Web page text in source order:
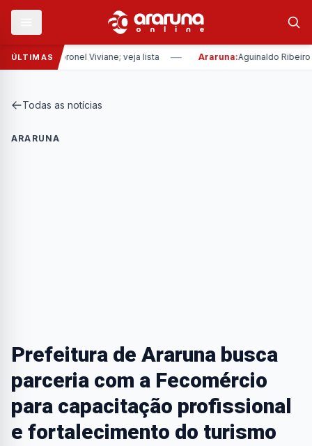
ÚLTIMAS
da Coronel Viviane; veja lista — Araruna:Aguinaldo Ribeiro
Todas as notícias
ARARUNA
Prefeitura de Araruna busca
parceria com a Fecomércio
para capacitação profissional
e fortalecimento do turismo